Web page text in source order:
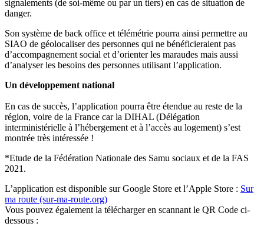
signalements (de soi-même ou par un tiers) en cas de situation de
danger.
Son système de back office et télémétrie pourra ainsi permettre au
SIAO de géolocaliser des personnes qui ne bénéficieraient pas
d’accompagnement social et d’orienter les maraudes mais aussi
d’analyser les besoins des personnes utilisant l’application.
Un développement national
En cas de succès, l’application pourra être étendue au reste de la
région, voire de la France car la DIHAL (Délégation
interministérielle à l’hébergement et à l’accès au logement) s’est
montrée très intéressée !
*Etude de la Fédération Nationale des Samu sociaux et de la FAS
2021.
L’application est disponible sur Google Store et l’Apple Store : Sur
ma route (sur-ma-route.org)
Vous pouvez également la télécharger en scannant le QR Code ci-
dessous :